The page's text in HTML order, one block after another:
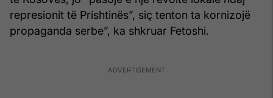
represionit të Prishtinës”, siç tenton ta kornizojë
propaganda serbe”, ka shkruar Fetoshi.